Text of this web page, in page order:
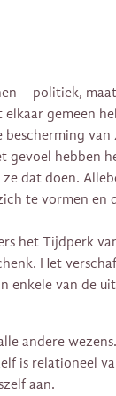
– politiek,
gemeen
van
gevoel hebben
dat doen.
te vormen en
het Tijdperk
Het
enkele van de
andere
is relationeel
aan.